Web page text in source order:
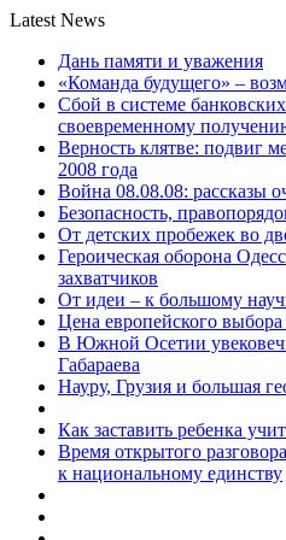
Latest News
Дань памяти и уважения
«Команда будущего» –
Сбой в системе
своевременному
Верность клятве: подвиг
2008 года
Война 08.08.08: рассказы
Безопасность,
От детских пробежек во
Героическая оборона
захватчиков
От идеи – к большому
Цена европейского
В Южной Осетии
Габараева
Науру, Грузия и большая
Как заставить ребенка
Время открытого
к национальному единству